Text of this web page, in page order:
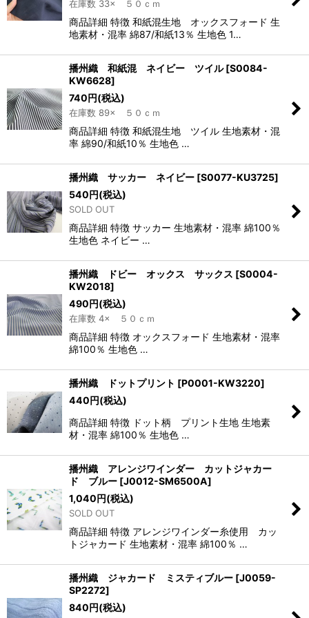
在庫数 33× ５０ｃｍ
商品詳細 特徴 和紙混生地 オックスフォード 生
地素材・混率 綿87/和紙13％ 生地色 1…
播州織 和紙混 ネイビー ツイル [S0084-
KW6628]
740円(税込)
在庫数 89× ５０ｃｍ
商品詳細 特徴 和紙混生地 ツイル 生地素材・混
率 綿90/和紙10％ 生地色 …
播州織 サッカー ネイビー [S0077-KU3725]
540円(税込)
SOLD OUT
商品詳細 特徴 サッカー 生地素材・混率 綿100％
生地色 ネイビー …
播州織 ドビー オックス サックス [S0004-
KW2018]
490円(税込)
在庫数 4× ５０ｃｍ
商品詳細 特徴 オックスフォード 生地素材・混率
綿100％ 生地色 …
播州織 ドットプリント [P0001-KW3220]
440円(税込)
商品詳細 特徴 ドット柄 プリント生地 生地素
材・混率 綿100％ 生地色 …
播州織 アレンジワインダー カットジャカー
ド ブルー [J0012-SM6500A]
1,040円(税込)
SOLD OUT
商品詳細 特徴 アレンジワインダー糸使用 カッ
トジャカード 生地素材・混率 綿100％ …
播州織 ジャカード ミスティブルー [J0059-
SP2272]
840円(税込)